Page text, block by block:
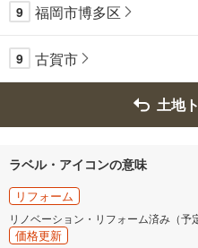
9 福岡市博多区
9 古賀市
土地
ラベル・アイコンの意味
リフォーム
リノベーション・リフォーム済み（予
価格更新